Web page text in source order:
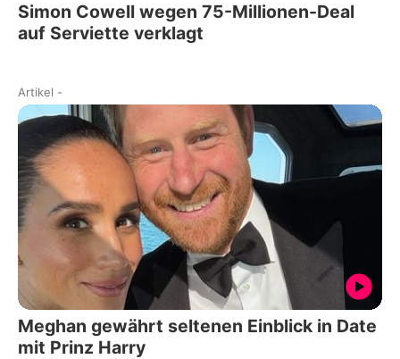
Simon Cowell wegen 75-Millionen-Deal
auf Serviette verklagt
Artikel -
Meghan gewährt seltenen Einblick in Date
mit Prinz Harry